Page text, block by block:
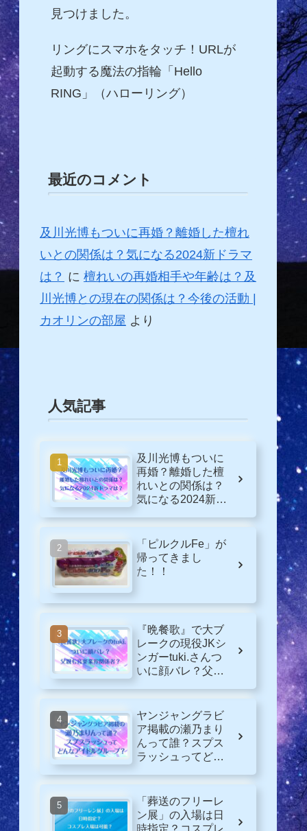
見つけました。
リングにスマホをタッチ！URLが
起動する魔法の指輪「Hello
RING」（ハローリング）
最近のコメント
及川光博もついに再婚？離婚した檀れ
いとの関係は？気になる2024新ドラマ
は？ に 檀れいの再婚相手や年齢は？及
川光博との現在の関係は？今後の活動 |
カオリンの部屋 より
人気記事
及川光博もついに
再婚？離婚した檀
れいとの関係は？
気になる2024新ド
「ピルクルFe」が
帰ってきまし
た！！
『晩餐歌』で大ブ
レークの現役JKシ
ンガーtuki.さんつ
いに顔バレ？父親
ヤンジャングラビ
ア掲載の瀬乃まり
んって誰？スプス
ラッシュってどん
「葬送のフリーレ
ン展」の入場は日
時指定？コスプレ